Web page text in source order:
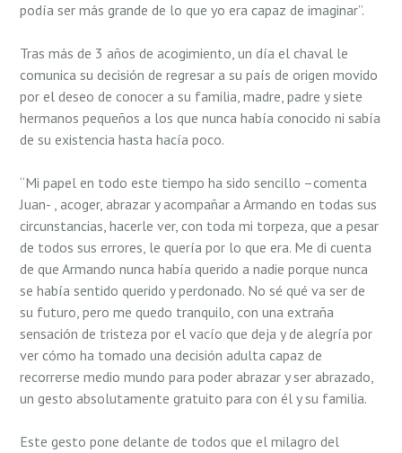
podía ser más grande de lo que yo era capaz de imaginar”.
Tras más de 3 años de acogimiento, un día el chaval le
comunica su decisión de regresar a su país de origen movido
por el deseo de conocer a su familia, madre, padre y siete
hermanos pequeños a los que nunca había conocido ni sabía
de su existencia hasta hacía poco.
“Mi papel en todo este tiempo ha sido sencillo –comenta
Juan- , acoger, abrazar y acompañar a Armando en todas sus
circunstancias, hacerle ver, con toda mi torpeza, que a pesar
de todos sus errores, le quería por lo que era. Me di cuenta
de que Armando nunca había querido a nadie porque nunca
se había sentido querido y perdonado. No sé qué va ser de
su futuro, pero me quedo tranquilo, con una extraña
sensación de tristeza por el vacío que deja y de alegría por
ver cómo ha tomado una decisión adulta capaz de
recorrerse medio mundo para poder abrazar y ser abrazado,
un gesto absolutamente gratuito para con él y su familia.
Este gesto pone delante de todos que el milagro del